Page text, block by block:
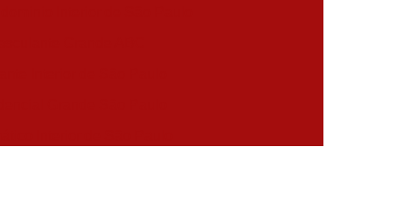
Grande São Paulo